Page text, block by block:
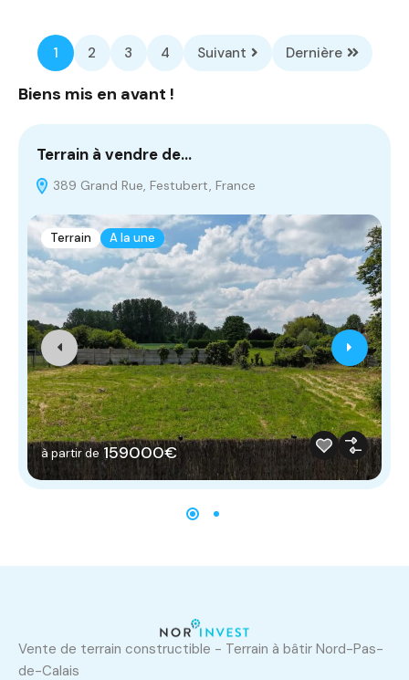
1 2 3 4 Suivant Dernière
Biens mis en avant !
Terrain à vendre de…
389 Grand Rue, Festubert, France
Terrain A la une
à partir de 159000€
Vente de terrain constructible - Terrain à bâtir Nord-Pas-
de-Calais